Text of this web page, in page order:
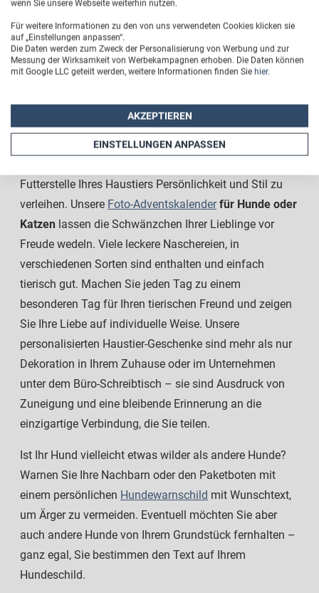
begeistern, sondern auch Sie selbst. Ein
mit Foto ist ein schönes Tiergeschenk, welches bei
jedem Spaziergang sofort ins Auge fällt. Ein jeder sieht,
wie sehr Sie Ihren Hund lieben. So verleihen Sie der
Oder entdecken Sie denFutternapffür Hunde oder
Futterstelle Ihres Haustiers Persönlichkeit und Stil zu
verleihen. Unsere Foto-Adventskalender für Hunde oder
Katzen lassen die Schwänzchen Ihrer Lieblinge vor
Freude wedeln. Viele leckere Naschereien, in
verschiedenen Sorten sind enthalten und einfach
tierisch gut. Machen Sie jeden Tag zu einem
besonderen Tag für Ihren tierischen Freund und zeigen
Sie Ihre Liebe auf individuelle Weise. Unsere
personalisierten Haustier-Geschenke sind mehr als nur
Dekoration in Ihrem Zuhause oder im Unternehmen
unter dem Büro-Schreibtisch – sie sind Ausdruck von
Zuneigung und eine bleibende Erinnerung an die
einzigartige Verbindung, die Sie teilen.
Ist Ihr Hund vielleicht etwas wilder als andere Hunde?
Warnen Sie Ihre Nachbarn oder den Paketboten mit
einem persönlichen Hundewarnschild mit Wunschtext,
um Ärger zu vermeiden. Eventuell möchten Sie aber
auch andere Hunde von Ihrem Grundstück fernhalten –
ganz egal, Sie bestimmen den Text auf Ihrem
Hundeschild.
wenn Sie unsere Webseite weiterhin nutzen.
Für weitere Informationen zu den von uns verwendeten Cookies klicken sie
auf „Einstellungen anpassen“.
Die Daten werden zum Zweck der Personalisierung von Werbung und zur
Messung der Wirksamkeit von Werbekampagnen erhoben. Die Daten können
mit Google LLC geteilt werden, weitere Informationen finden Sie hier.
AKZEPTIEREN
EINSTELLUNGEN ANPASSEN